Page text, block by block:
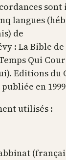
sont
langues
de
: La Bible
Qui
Editions du
en
utilisés :